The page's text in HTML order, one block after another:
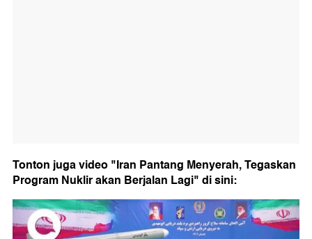
Tonton juga video "Iran Pantang Menyerah, Tegaskan
Program Nuklir akan Berjalan Lagi" di sini: